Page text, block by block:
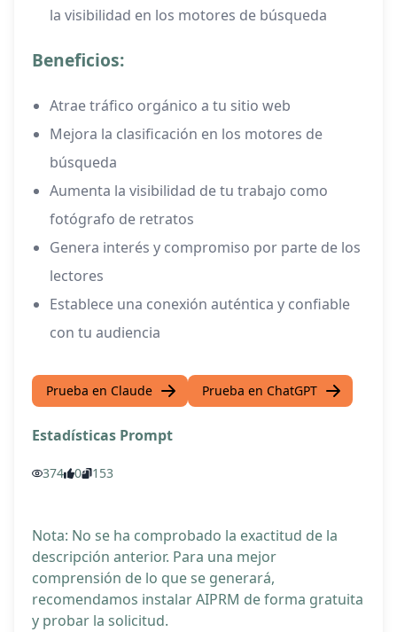
la visibilidad en los motores de búsqueda
Beneficios:
Atrae tráfico orgánico a tu sitio web
Mejora la clasificación en los motores de
búsqueda
Aumenta la visibilidad de tu trabajo como
fotógrafo de retratos
Genera interés y compromiso por parte de los
lectores
Establece una conexión auténtica y confiable
con tu audiencia
Prueba en Claude Prueba en ChatGPT
Estadísticas Prompt
374 0 153
Nota: No se ha comprobado la exactitud de la
descripción anterior. Para una mejor
comprensión de lo que se generará,
recomendamos instalar AIPRM de forma gratuita
y probar la solicitud.